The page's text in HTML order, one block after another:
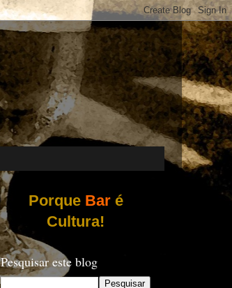
Porque Bar é
Cultura!
Pesquisar este blog